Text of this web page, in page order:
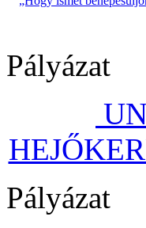
Pályázat
Pályázat